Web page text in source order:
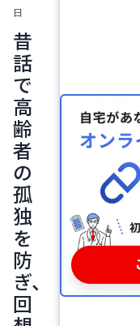
日
昔
話
で
高
齢
者
の
孤
独
を
防
ぎ、
回